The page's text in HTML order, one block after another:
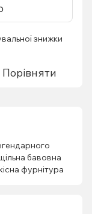
знижки
Порівняти
бавовна
фурнітура